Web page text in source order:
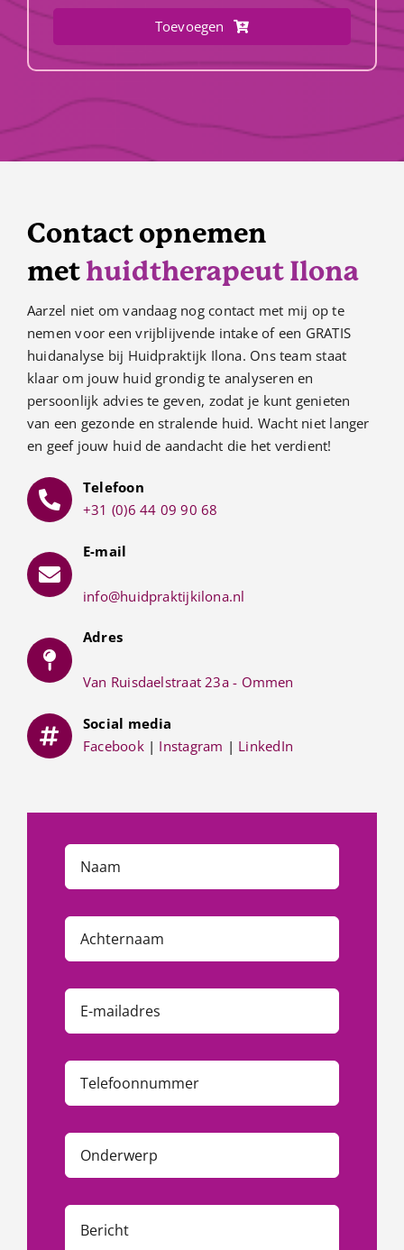
Toevoegen
Contact opnemen
methuidtherapeut Ilona
Aarzel niet om vandaag nog contact met mij op te
nemen voor een vrijblijvende intake of een GRATIS
huidanalyse bij Huidpraktijk Ilona. Ons team staat
klaar om jouw huid grondig te analyseren en
persoonlijk advies te geven, zodat je kunt genieten
van een gezonde en stralende huid. Wacht niet langer
en geef jouw huid de aandacht die het verdient!
Telefoon
+31 (0)6 44 09 90 68
E-mail
info@huidpraktijkilona.nl
Adres
Van Ruisdaelstraat 23a - Ommen
Social media
Facebook| Instagram | LinkedIn